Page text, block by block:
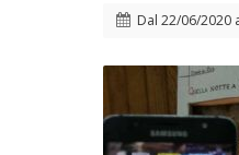
Dal 22/06/2020